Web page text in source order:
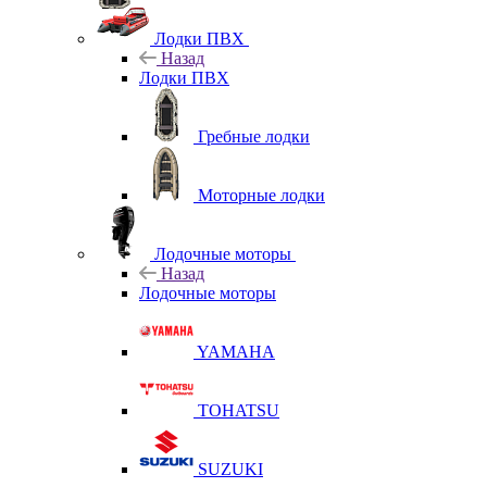
Лодки ПВХ
Назад
Лодки ПВХ
Гребные лодки
Моторные лодки
Лодочные моторы
Назад
Лодочные моторы
YAMAHA
TOHATSU
SUZUKI